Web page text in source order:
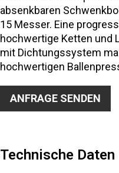
absenkbaren
15 Messer. Eine
hochwertige Ketten und
mit Dichtungssystem
hochwertigen
ANFRAGE SENDEN
Technische Daten